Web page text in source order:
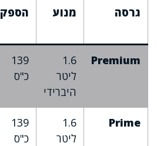
גרסה מנוע הספק
Premium
1.6
ליטר
היברידי
139
כ"ס
Prime
1.6
ליטר
139
כ"ס